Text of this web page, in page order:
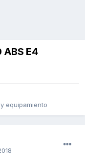
E4
equipamiento